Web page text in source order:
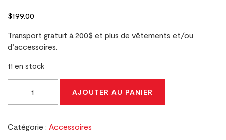
$199.00
Transport gratuit à 200$ et plus de vêtements et/ou
d’accessoires.
11 en stock
Bi-
Harris
AJOUTER AU PANIER
Catégorie : Accessoires